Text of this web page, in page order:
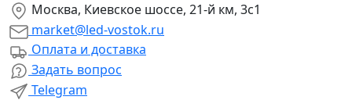
Москва, Киевское шоссе, 21-й км, 3с1
market@led-vostok.ru
Оплата и доставка
Задать вопрос
Telegram